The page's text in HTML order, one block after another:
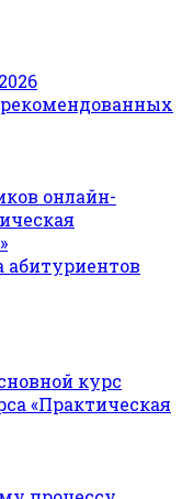
онлайн-
абитуриентов
курс
«Практическая